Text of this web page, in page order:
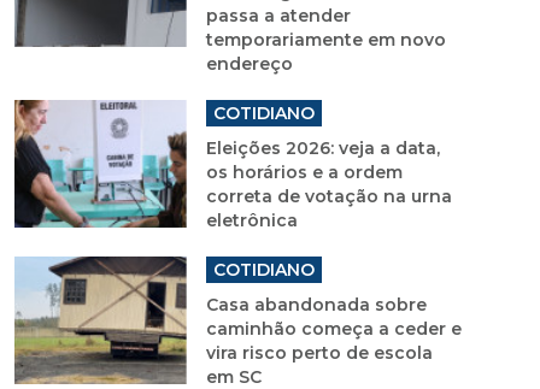
passa a atender
temporariamente em novo
endereço
COTIDIANO
Eleições 2026: veja a data,
os horários e a ordem
correta de votação na urna
eletrônica
COTIDIANO
Casa abandonada sobre
caminhão começa a ceder e
vira risco perto de escola
em SC